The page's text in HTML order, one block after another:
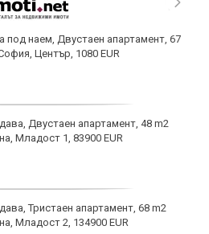
под наем, Двустаен апартамент, 67
Център, 1080 EUR
Двустаен апартамент, 48 m2
Младост 1, 83900 EUR
Тристаен апартамент, 68 m2
Младост 2, 134900 EUR